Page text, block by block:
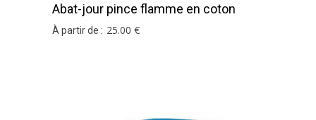
Abat-jour pince flamme en coton
turquoise
À partir de : 25.00 €